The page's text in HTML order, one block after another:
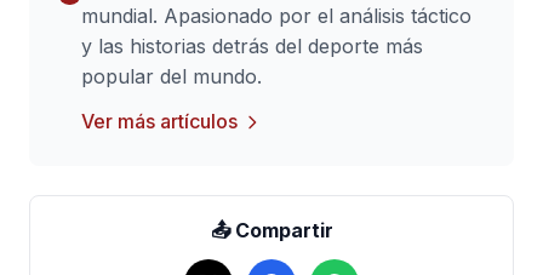
📤 Compartir
mundial. Apasionado por el análisis táctico
y las historias detrás del deporte más
popular del mundo.
Ver más artículos